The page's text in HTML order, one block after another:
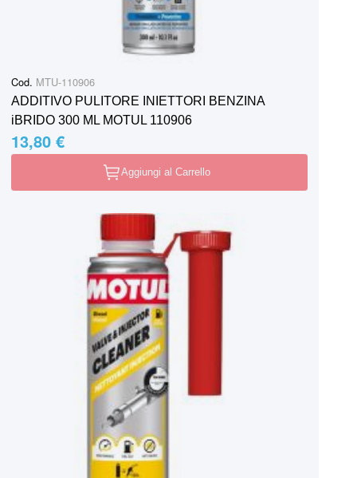
Cod. MTU-110906
ADDITIVO PULITORE INIETTORI BENZINA
iBRIDO 300 ML MOTUL 110906
13,80 €
Aggiungi al Carrello